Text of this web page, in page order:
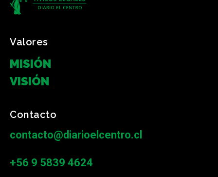
Valores
MISIÓN
VISIÓN
Contacto
contacto@diarioelcentro.cl
+56 9 5839 4624